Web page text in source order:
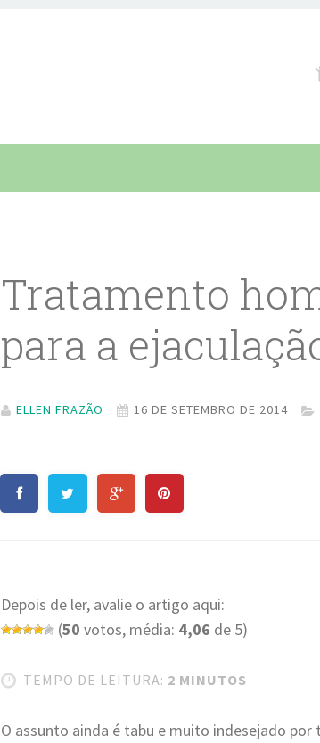
Tratamento
para a
ELLEN FRAZÃO 16 DE SETEMBRO DE 2014
Depois de ler, avalie o artigo aqui:
(50 votos, média: 4,06 de 5)
TEMPO DE LEITURA: 2 MINUTOS
O assunto ainda é tabu e muito indesejado por